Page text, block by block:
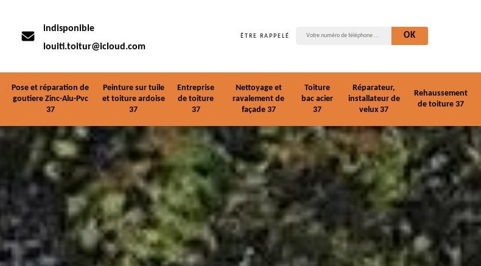
indisponible
louiti.toitur@icloud.com
ÊTRE RAPPELÉ
Pose et réparation de
goutiere Zinc-Alu-Pvc
37
Peinture sur tuile
et toiture ardoise
37
Entreprise
de toiture
37
Nettoyage et
ravalement de
façade 37
Toiture
bac acier
37
Réparateur,
installateur de
velux 37
Rehaussement
de toiture 37